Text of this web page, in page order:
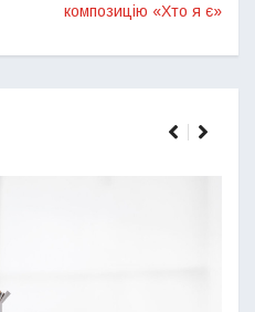
композицію «Хто я є»